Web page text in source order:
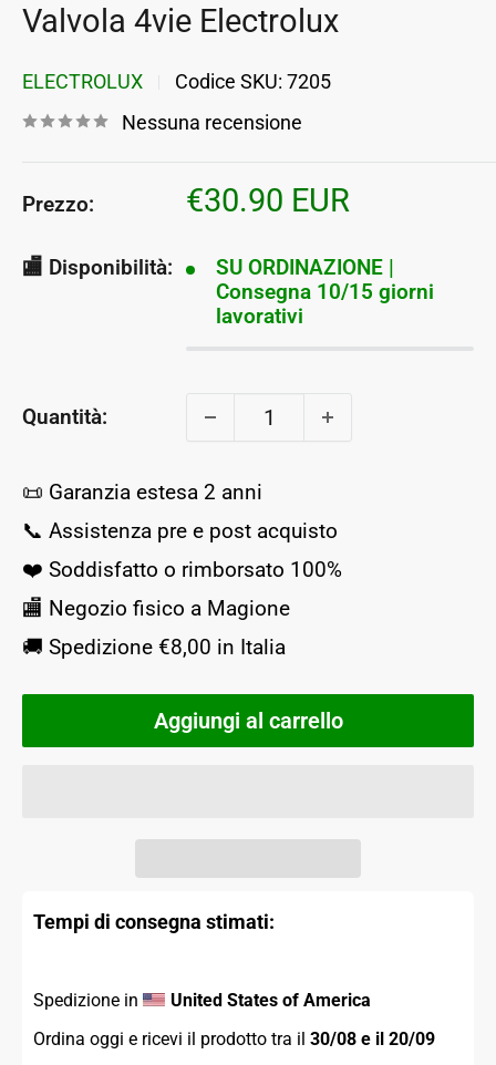
Valvola 4vie Electrolux
ELECTROLUX Codice SKU: 7205
Nessuna recensione
Prezzo:
Prezzo
€30.90 EUR
🏬 Disponibilità:
SU ORDINAZIONE |
Consegna 10/15 giorni
lavorativi
Quantità:
📜 Garanzia estesa 2 anni
📞 Assistenza pre e post acquisto
❤️ Soddisfatto o rimborsato 100%
🏬 Negozio fisico a Magione
🚚 Spedizione €8,00 in Italia
Aggiungi al carrello
Tempi di consegna stimati:
Spedizione in
United States of America
Ordina oggi e ricevi il prodotto tra il 30/08 e il 20/09